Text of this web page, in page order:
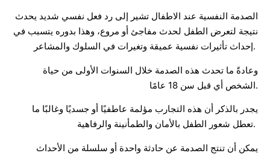
الصدمة النفسية عند الاطفال تشير إلى رد فعل نفسي شديد يحدث
نتيجة لتعرض الطفل لحدث مفاجئ أو مروع، وهذا بدوره يتسبب في
إحداث تأثيرات نفسية عميقة وتغيرات في السلوك والمشاعر.
وعادةً ما تحدث هذه الصدمة خلال السنوات الأولى من حياة
الشخص أي قبل سن 18 عامًا.
يجدر بالذكر أن هذه التجارب مؤلمة عاطفيًا أو جسديًا وغالبًا ما
تعطل شعور الطفل بالأمان والطمأنينة والرفاهية.
يمكن أن تنتج الصدمة عن حادثة واحدة أو سلسلة من الأحداث